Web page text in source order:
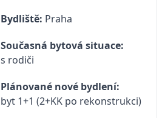
Bydliště: Praha
Současná bytová situace:
s rodiči
Plánované nové bydlení:
byt 1+1 (2+KK po rekonstrukci)